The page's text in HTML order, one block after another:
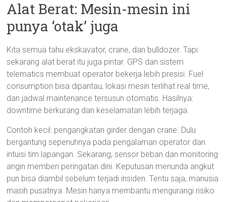
Alat Berat: Mesin-mesin ini
punya ‘otak’ juga
Kita semua tahu ekskavator, crane, dan bulldozer. Tapi
sekarang alat berat itu juga pintar. GPS dan sistem
telematics membuat operator bekerja lebih presisi. Fuel
consumption bisa dipantau, lokasi mesin terlihat real time,
dan jadwal maintenance tersusun otomatis. Hasilnya:
downtime berkurang dan keselamatan lebih terjaga.
Contoh kecil: pengangkatan girder dengan crane. Dulu
bergantung sepenuhnya pada pengalaman operator dan
intuisi tim lapangan. Sekarang, sensor beban dan monitoring
angin memberi peringatan dini. Keputusan menunda angkut
pun bisa diambil sebelum terjadi insiden. Tentu saja, manusia
masih pusatnya. Mesin hanya membantu mengurangi risiko